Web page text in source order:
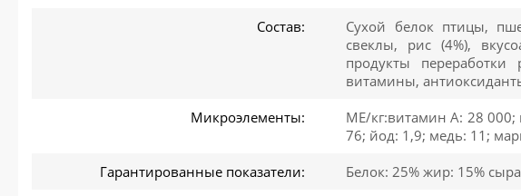
Состав:
Сухой белок птицы,
свеклы, рис (4%),
продукты
витамины,
Микроэлементы:
МЕ/кг:витамин A: 28 000;
76; йод: 1,9; медь: 11;
Гарантированные показатели:
Белок: 25% жир: 15%